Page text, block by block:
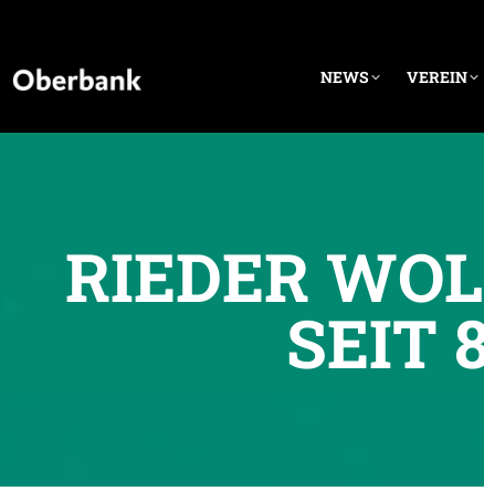
NEWS VEREIN
RIEDER
SEIT